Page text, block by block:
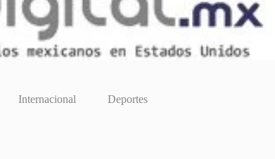
Internacional Deportes